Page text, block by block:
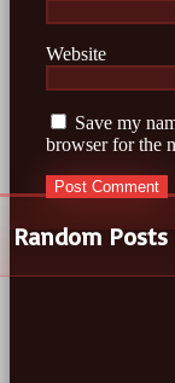
Website
Save my
browser for the
Random Posts